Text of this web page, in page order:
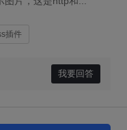
插件
我要回答